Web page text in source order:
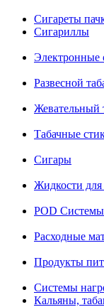
Сигареты
Сигариллы
Электронные
Развесной
Жевательный
Табачные
Сигары
Жидкости для
POD Системы
Расходные
Продукты
Системы
Кальяны,